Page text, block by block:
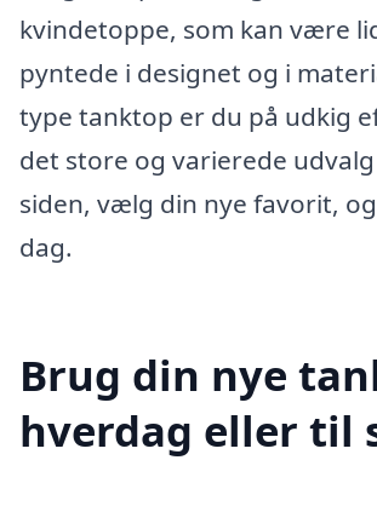
kvindetoppe, som kan være
pyntede i designet og i
type tanktop er du på udkig
det store og varierede
siden, vælg din nye favorit,
dag.
Brug din nye
hverdag eller til